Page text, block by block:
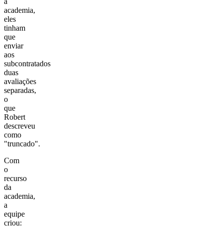
academia,
eles
tinham
que
enviar
aos
subcontratados
duas
avaliações
separadas,
o
que
Robert
descreveu
como
"truncado".
Com
o
recurso
da
academia,
a
equipe
criou: